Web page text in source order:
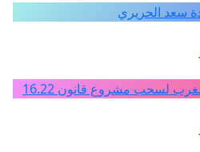
سعد الحريري
لسحب مشروع قانون 16.22